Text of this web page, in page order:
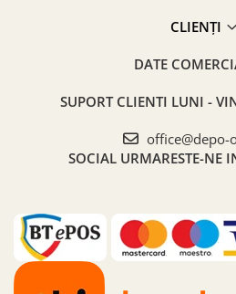
CLIENȚI
DATE
SUPORT CLIENTI LUNI -
office@depo-
SOCIAL URMARESTE-NE